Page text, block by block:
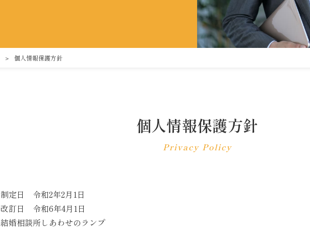
＞ 個人情報保護方針
個人情報保護方針
Privacy Policy
制定日 令和2年2月1日
改訂日 令和6年4月1日
結婚相談所しあわせのランプ